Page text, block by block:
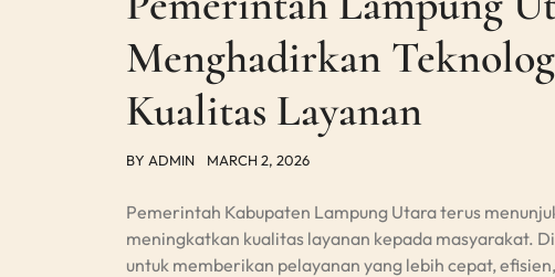
Menghadirkan
Kualitas Layanan
BY ADMIN MARCH 2, 2026
Pemerintah Kabupaten Lampung Utara terus
meningkatkan kualitas layanan kepada masyarakat.
untuk memberikan pelayanan yang lebih cepat,